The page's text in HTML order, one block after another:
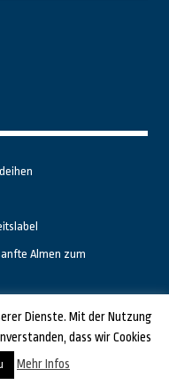
Almen zum
& FRANZ BEI LUCID.BERLIN
Dienste. Mit der Nutzung
dass wir Cookies
Mehr Infos